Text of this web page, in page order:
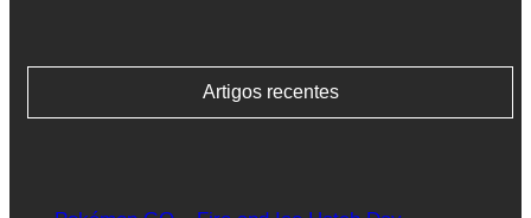
Artigos recentes